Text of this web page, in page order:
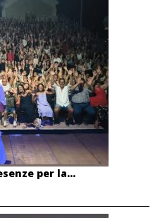
per la...